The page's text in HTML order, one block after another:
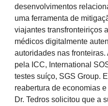
desenvolvimentos
uma ferramenta de
viajantes transfronteiriços
médicos digitalmente
autoridades nas
pela ICC, International
testes suíço, SGS Group.
reabertura de economias
Dr. Tedros solicitou que a